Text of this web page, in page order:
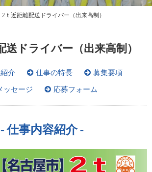
2ｔ近距離配送ドライバー（出来高制）
送ドライバー（出来高制）
介 仕事の特長 募集要項
ッセージ 応募フォーム
仕事内容紹介